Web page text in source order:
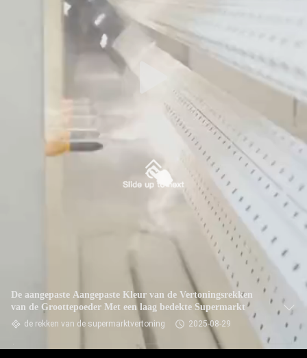
De aangepaste Aangepaste Kleur van de Vertoningsrekken
van de Groottepoeder Met een laag bedekte Supermarkt
de rekken van de supermarktvertoning 2025-08-29